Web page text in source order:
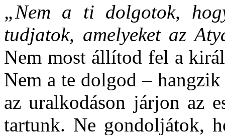
„Nem a ti dolgotok,
tudjatok, amelyeket az
Nem most állítod fel a
Nem a te dolgod –
az uralkodáson járjon az
tartunk. Ne gondoljátok,